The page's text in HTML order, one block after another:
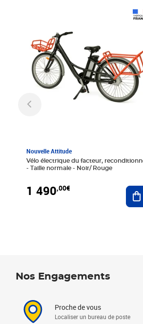
Nouvelle Attitude
Vélo électrique du facteur,
- Taille normale - Noir/ Rouge
1 490,00€
Nos Engagements
Proche de vous
Localiser un bureau de poste